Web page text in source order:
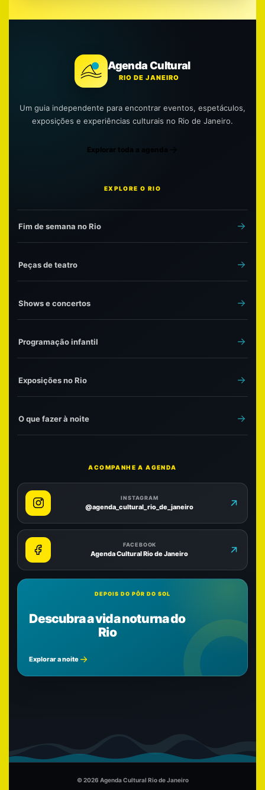
Agenda Cultural
RIO DE JANEIRO
Um guia independente para encontrar eventos, espetáculos,
exposições e experiências culturais no Rio de Janeiro.
Explorar toda a agenda
EXPLORE O RIO
Fim de semana no Rio
Peças de teatro
Shows e concertos
Programação infantil
Exposições no Rio
O que fazer à noite
ACOMPANHE A AGENDA
INSTAGRAM
@agenda_cultural_rio_de_janeiro
FACEBOOK
Agenda Cultural Rio de Janeiro
DEPOIS DO PÔR DO SOL
Descubra a vida noturna do
Rio
Explorar a noite
© 2026 Agenda Cultural Rio de Janeiro